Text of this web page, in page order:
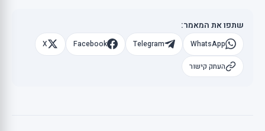
שתפו את המאמר:
WhatsApp
Telegram
Facebook
X
העתק קישור